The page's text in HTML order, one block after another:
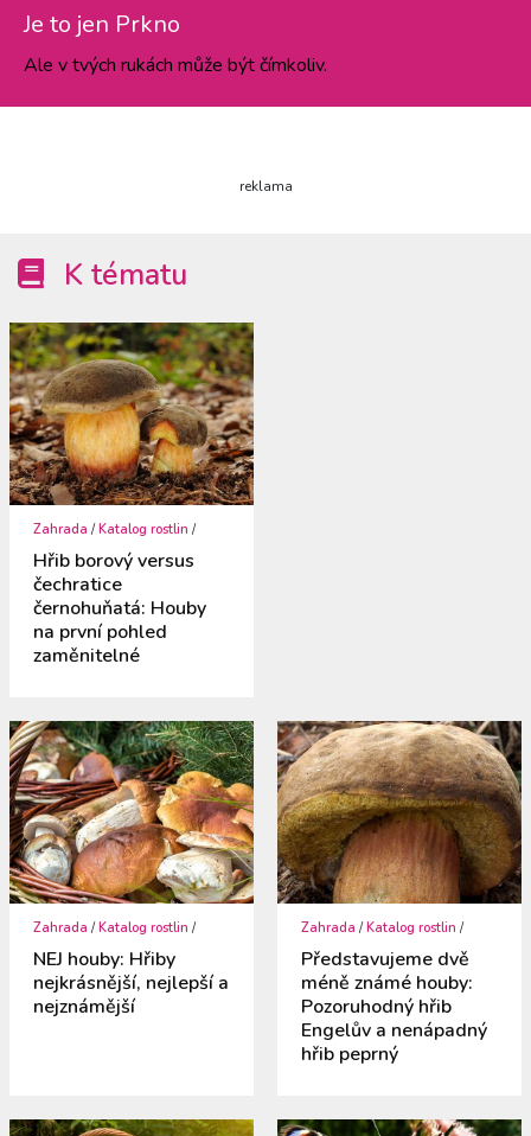
Je to jen Prkno
Ale v tvých rukách může být čímkoliv.
reklama
K tématu
Zahrada / Katalog rostlin /
Hřib borový versus
čechratice
černohuňatá: Houby
na první pohled
zaměnitelné
Zahrada /Katalog rostlin /
NEJ houby: Hřiby
nejkrásnější, nejlepší a
nejznámější
Zahrada /Katalog rostlin /
Představujeme dvě
méně známé houby:
Pozoruhodný hřib
Engelův a nenápadný
hřib peprný